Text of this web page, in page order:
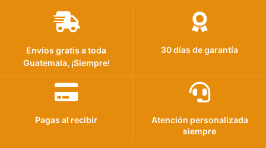
Envíos gratis a toda
Guatemala, ¡Siempre!
30 días de garantía
Pagas al recibir
Atención personalizada
siempre